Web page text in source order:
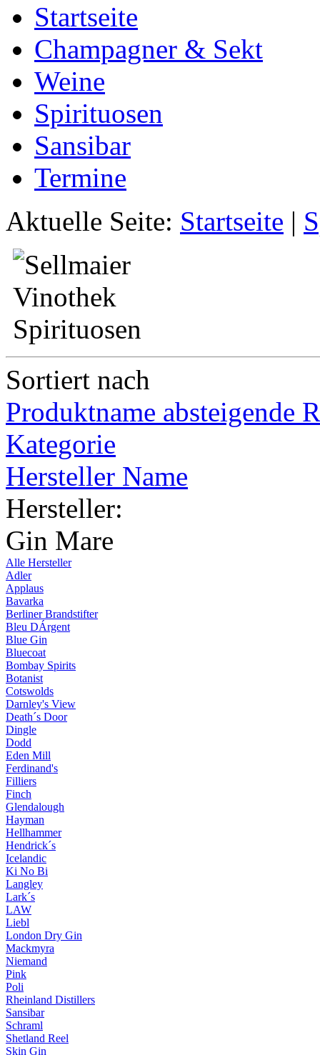
Startseite
Champagner & Sekt
Weine
Spirituosen
Sansibar
Termine
Aktuelle Seite: Startseite |
Sortiert nach
Produktname absteigende
Kategorie
Hersteller Name
Hersteller:
Gin Mare
Alle Hersteller
Adler
Applaus
Bavarka
Berliner Brandstifter
Bleu DÁrgent
Blue Gin
Bluecoat
Bombay Spirits
Botanist
Cotswolds
Darnley's View
Death´s Door
Dingle
Dodd
Eden Mill
Ferdinand's
Filliers
Finch
Glendalough
Hayman
Hellhammer
Hendrick´s
Icelandic
Ki No Bi
Langley
Lark´s
LAW
Liebl
London Dry Gin
Mackmyra
Niemand
Pink
Poli
Rheinland Distillers
Sansibar
Schraml
Shetland Reel
Skin Gin